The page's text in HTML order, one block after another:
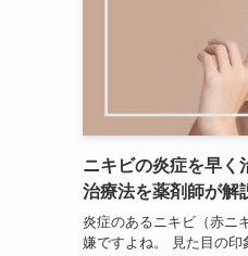
ニキビの炎症を早く
治療法を薬剤師が解
炎症のあるニキビ（赤ニ
嫌ですよね。 見た目の